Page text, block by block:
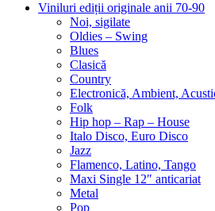
Viniluri ediții originale anii 70-90
Noi, sigilate
Oldies – Swing
Blues
Clasică
Country
Electronică, Ambient,
Folk
Hip hop – Rap – House
Italo Disco, Euro Disco
Jazz
Flamenco, Latino, Tango
Maxi Single 12″ anticariat
Metal
Pop